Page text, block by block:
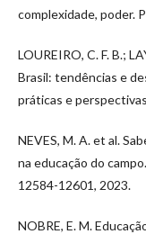
complexidade, poder.
LOUREIRO, C. F. B.;
Brasil: tendências e
práticas e
NEVES, M. A. et al.
na educação do
12584-12601, 2023.
NOBRE, E. M.